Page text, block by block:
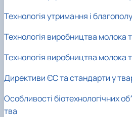
Технологія утримання і
Технологія виробництва молока
Технологія виробництва молока
Директиви ЄС та стандарти у
Особливості біотехнологічних
тва